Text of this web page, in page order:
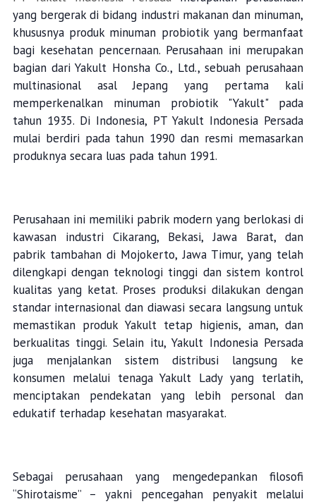
yang bergerak di bidang industri makanan dan minuman,
khususnya produk minuman probiotik yang bermanfaat
bagi kesehatan pencernaan. Perusahaan ini merupakan
bagian dari Yakult Honsha Co., Ltd., sebuah perusahaan
multinasional asal Jepang yang pertama kali
memperkenalkan minuman probiotik "Yakult" pada
tahun 1935. Di Indonesia, PT Yakult Indonesia Persada
mulai berdiri pada tahun 1990 dan resmi memasarkan
produknya secara luas pada tahun 1991.
Perusahaan ini memiliki pabrik modern yang berlokasi di
kawasan industri Cikarang, Bekasi, Jawa Barat, dan
pabrik tambahan di Mojokerto, Jawa Timur, yang telah
dilengkapi dengan teknologi tinggi dan sistem kontrol
kualitas yang ketat. Proses produksi dilakukan dengan
standar internasional dan diawasi secara langsung untuk
memastikan produk Yakult tetap higienis, aman, dan
berkualitas tinggi. Selain itu, Yakult Indonesia Persada
juga menjalankan sistem distribusi langsung ke
konsumen melalui tenaga Yakult Lady yang terlatih,
menciptakan pendekatan yang lebih personal dan
edukatif terhadap kesehatan masyarakat.
Sebagai perusahaan yang mengedepankan filosofi
“Shirotaisme” – yakni pencegahan penyakit melalui